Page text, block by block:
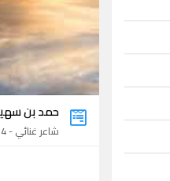
حمد بن
شاعر غنائي - 14 اغنية